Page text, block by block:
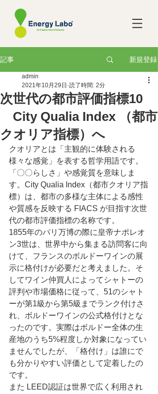
記事 新規登録
次世代の都市評価指標10
City Qualia Index （都市
クオリア指標）へ
admin
2021年10月29日 読了時間: 2分
クオリアとは「主観的に体験される
様々な感覚」を表する哲学用語です。
「〇〇らしさ」や感覚質を意味しま
す。City Qualia Index（都市クオリア指
標）は、都市の多様な主体による感性
や質感を反映する FIACS が目指す次世
代の都市評価指標の名称です。
1855年のパリ万博の際に皇帝ナポレオ
ン3世は、世界中から集まる訪問客に向
けて、フランスのボルドーワインの展
示に格付けが必要だと考えました。そ
してワイン仲買人によってシャトーの
評判や市場価格に従って、51のシャト
ーが第1級から第5級までランク付けさ
れ、ボルドーワインの公式格付けとな
ったのです。実際はボルドー全体の生
産地のうち5%程度しか対象になってい
ませんでしたが、「格付け」は誰にで
も分かりやすい評価として定着したの
です。
また LEED認証は世界で広く利用され